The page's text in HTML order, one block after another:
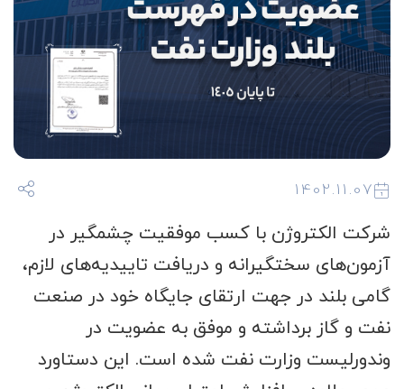
1402.11.07
شرکت الکتروژن با کسب موفقیت چشمگیر در
آزمون‌های سختگیرانه و دریافت تاییدیه‌های لازم،
گامی بلند در جهت ارتقای جایگاه خود در صنعت
نفت و گاز برداشته و موفق به عضویت در
وندورلیست وزارت نفت شده است. این دستاورد